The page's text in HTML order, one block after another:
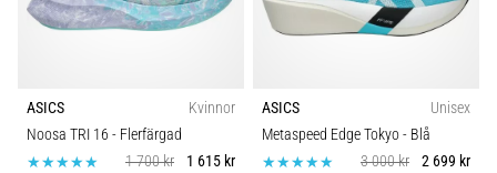
ASICS
Kvinnor
Noosa TRI 16 - Flerfärgad
1 700 kr
1 615 kr
ASICS
Unisex
Metaspeed Edge Tokyo- Blå
3 000 kr
2 699 kr